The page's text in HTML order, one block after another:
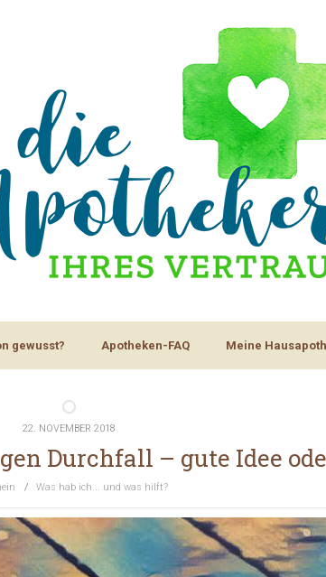
gewusst? Apotheken-FAQ Meine
22. NOVEMBER 2018
Durchfall – gute Idee
/ Was hab ich... und was hilft?